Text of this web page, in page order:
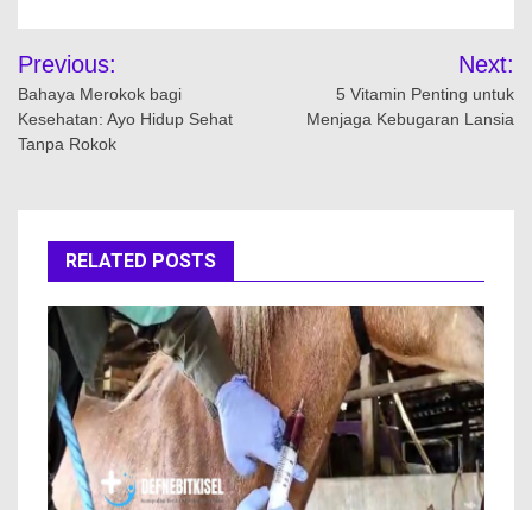
Navigasi
pos
Previous:
Bahaya Merokok bagi
Kesehatan: Ayo Hidup Sehat
Tanpa Rokok
Next:
5 Vitamin Penting untuk
Menjaga Kebugaran Lansia
RELATED POSTS